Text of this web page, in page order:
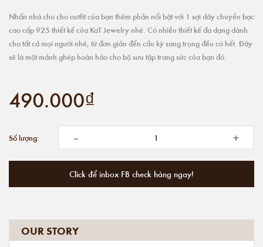
Nhấn nhá cho cho outfit của bạn thêm phần nổi bật với 1 sợi dây chuyền bạc
cao cấp 925 thiết kế của KaT Jewelry nhé. Có nhiều thiết kế đa dạng dành
cho tất cả mọi người nhé, từ đơn giản đến cầu kỳ sang trọng đều có hết. Đây
sẽ là một mảnh ghép hoàn hảo cho bộ sưu tập trang sức của bạn đó.
490.000₫
Số lượng: - +
Click để inbox FB check hàng ngay!
OUR STORY